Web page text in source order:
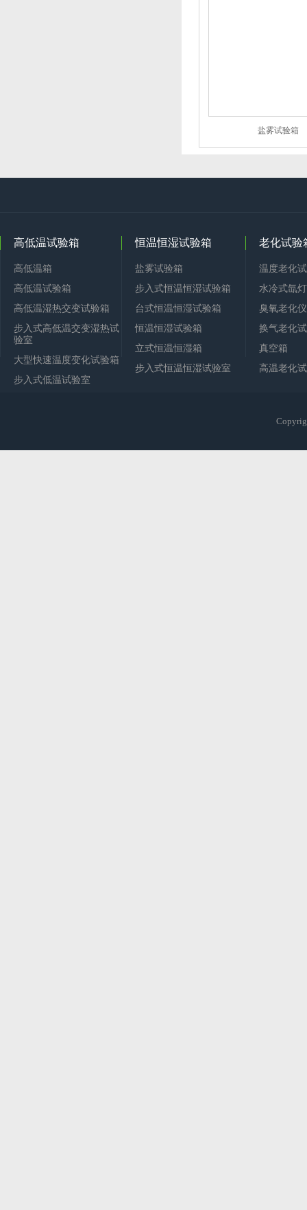
盐雾试验箱
高低温试验箱
高低温箱
高低温试验箱
高低温湿热交变试验箱
步入式高低温交变湿热试
验室
大型快速温度变化试验箱
步入式低温试验室
恒温恒湿试验箱
盐雾试验箱
步入式恒温恒湿试验箱
台式恒温恒湿试验箱
恒温恒湿试验箱
立式恒温恒湿箱
步入式恒温恒湿试验室
老化试验
温度老化
水冷式氙
臭氧老化仪
换气老化
真空箱
高温老化